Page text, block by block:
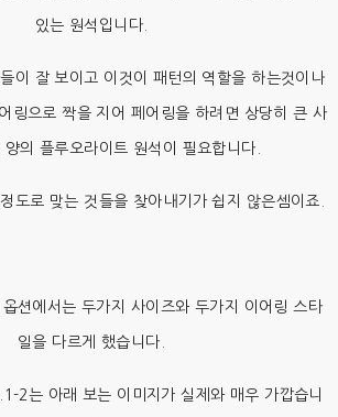
있는 원석입니다.
이 잘 보이고 이것이 패턴의 역할을 하는것이나
링으로 짝을 지어 페어링을 하려면 상당히 큰 사
양의 플루오라이트 원석이 필요합니다.
도로 맞는 것들을 찾아내기가 쉽지 않은셈이죠.
션에서는 두가지 사이즈와 두가지 이어링 스타
일을 다르게 했습니다.
2는 아래 보는 이미지가 실제와 매우 가깝습니